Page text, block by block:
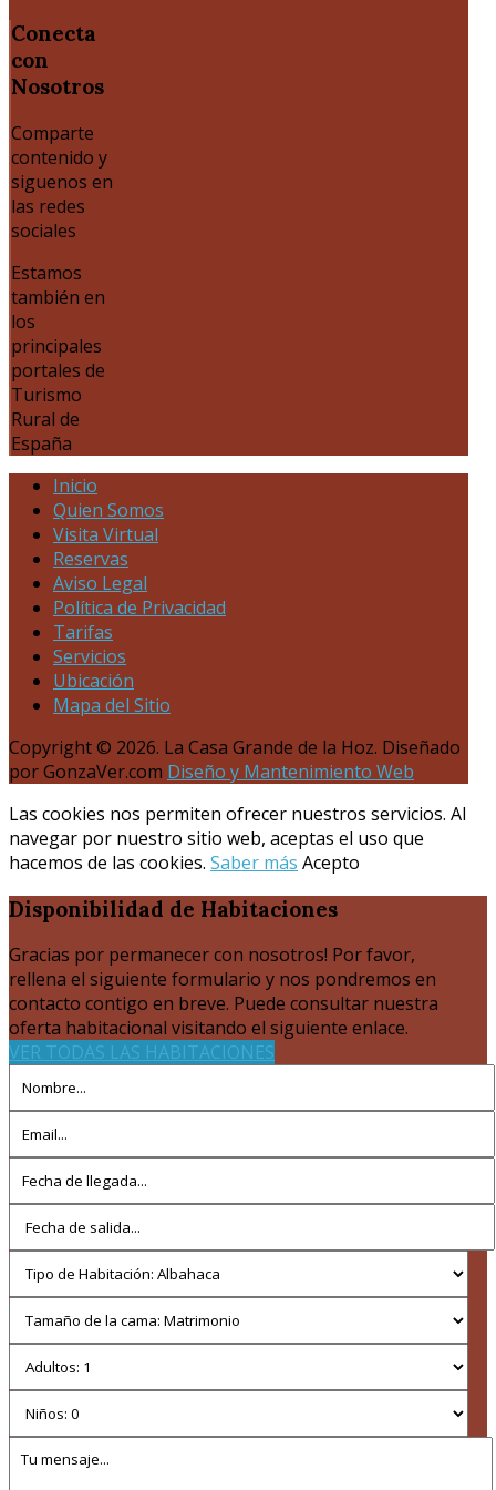
Conecta
con
Nosotros
Comparte
contenido y
siguenos en
las redes
sociales
Estamos
también en
los
principales
portales de
Turismo
Rural de
España
Inicio
Quien Somos
Visita Virtual
Reservas
Aviso Legal
Política de Privacidad
Tarifas
Servicios
Ubicación
Mapa del Sitio
Copyright © 2026. La Casa Grande de la Hoz. Diseñado
por GonzaVer.com Diseño y Mantenimiento Web
Las cookies nos permiten ofrecer nuestros servicios. Al
navegar por nuestro sitio web, aceptas el uso que
hacemos de las cookies. Saber más Acepto
Disponibilidad de Habitaciones
Gracias por permanecer con nosotros! Por favor,
rellena el siguiente formulario y nos pondremos en
contacto contigo en breve. Puede consultar nuestra
oferta habitacional visitando el siguiente enlace.
VER TODAS LAS HABITACIONES